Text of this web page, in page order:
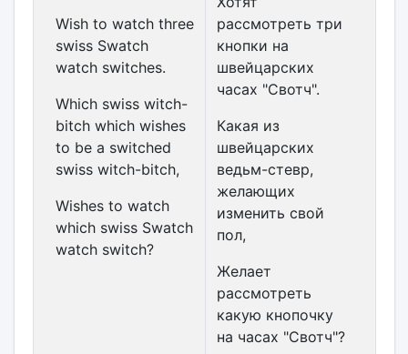
Wish to watch three
swiss Swatch
watch switches.
Which swiss witch-
bitch which wishes
to be a switched
swiss witch-bitch,
Wishes to watch
which swiss Swatch
watch switch?
рассмотреть три
кнопки на
швейцарских
часах "Свотч".
Какая из
швейцарских
ведьм-стевр,
желающих
изменить свой
пол,
Желает
рассмотреть
какую кнопочку
на часах "Свотч"?